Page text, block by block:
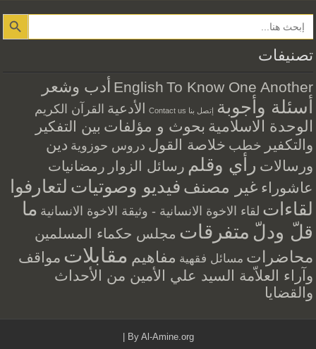
Search Button
تصنيفات
English To Know One Another أدب وشعر
أسئلة وأجوبة إتصل بنا Contact us الأدعية القرآن الكريم
الوحدة الاسلامية بحوث و مؤلفات بين التفكير
والتكفير خطب خلاصة القول دروس حوزوية دين
ورسالات رأي وقلم رسائل الزوار رمضانيات
عاشوراء غير مصنف فيديو وصوتيات لتعارفوا
لقاءات لقاء الاخوة الانسانية - وثيقة الاخوة الانسانية ما
قلّ ودلّ متفرقات مجلس حكماء المسلمين
محاضرات مسائل فقهية مفاهيم مقابلات مواقف
وآراء العلاّمة السيد علي الأمين من الأحداث
والقضايا
By Al-Amine.org